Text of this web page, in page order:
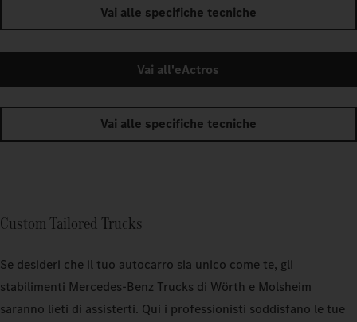
Vai alle specifiche tecniche
Vai all'eActros
Vai alle specifiche tecniche
Custom Tailored Trucks
Se desideri che il tuo autocarro sia unico come te, gli
stabilimenti Mercedes‑Benz Trucks di Wörth e Molsheim
saranno lieti di assisterti. Qui i professionisti soddisfano le tue